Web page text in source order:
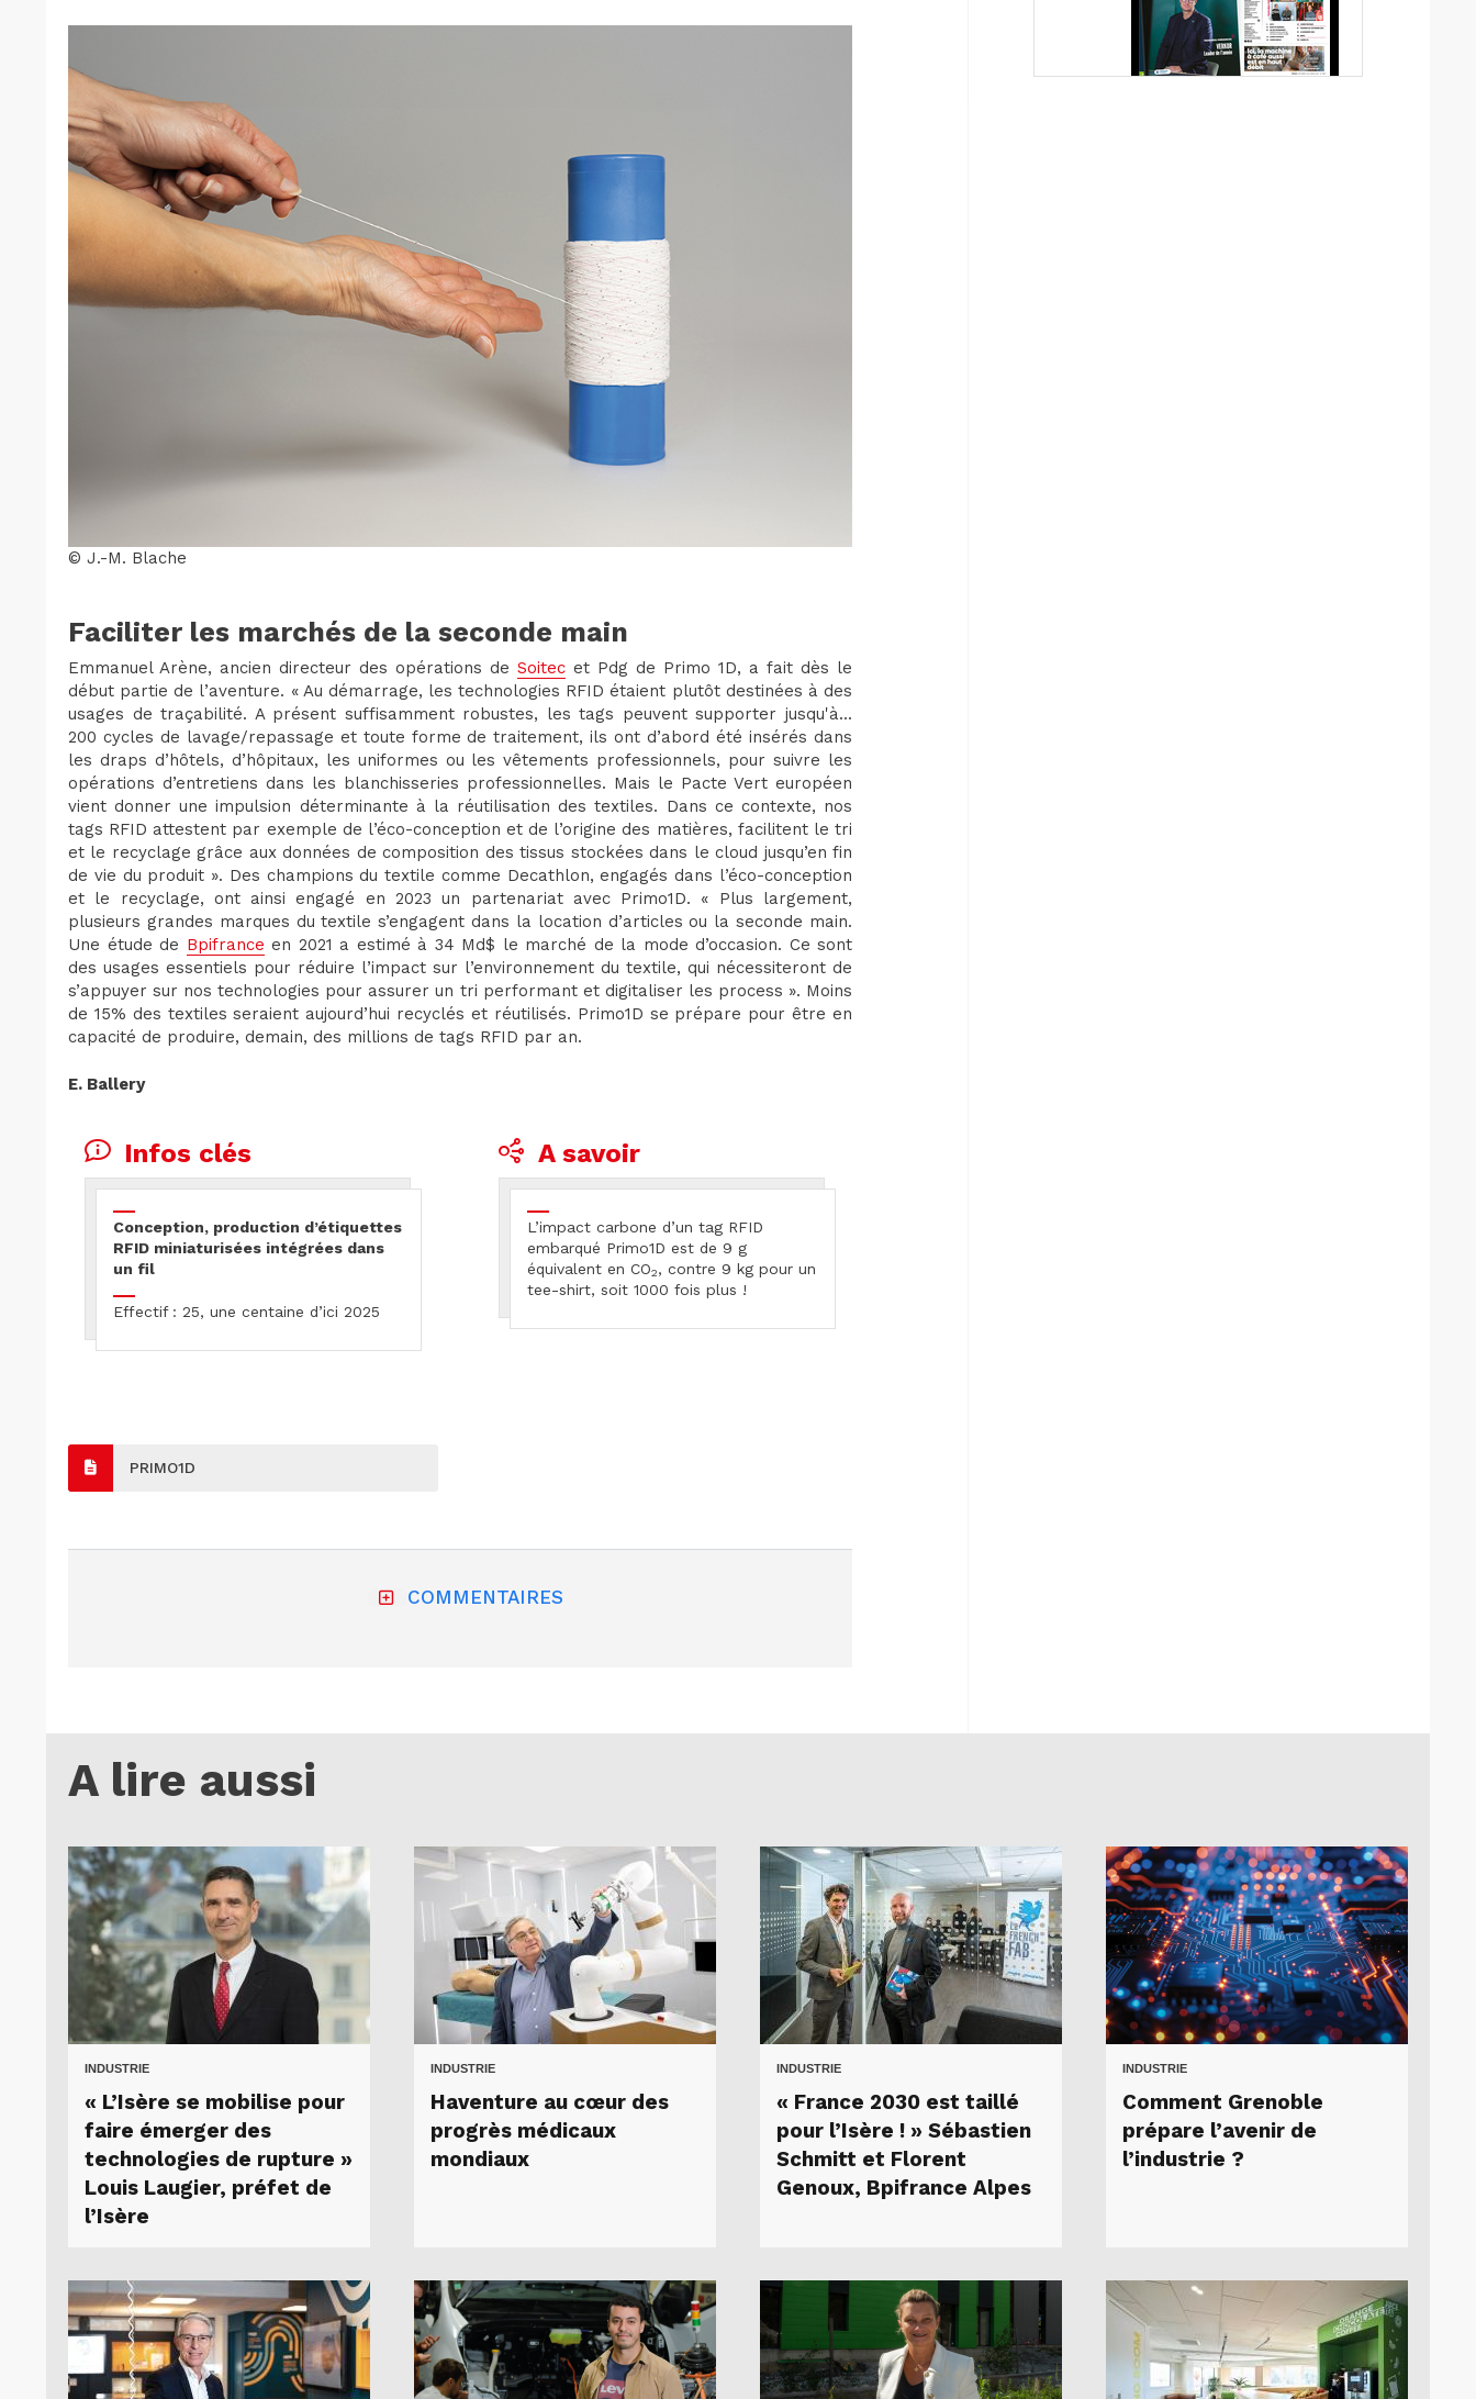
© J.-M. Blache
Faciliter les marchés de la seconde main
Emmanuel Arène, ancien directeur des opérations de Soitec et Pdg de Primo 1D, a fait dès le
début partie de l’aventure. « Au démarrage, les technologies RFID étaient plutôt destinées à des
usages de traçabilité. A présent suffisamment robustes, les tags peuvent supporter jusqu'à...
200 cycles de lavage/repassage et toute forme de traitement, ils ont d’abord été insérés dans
les draps d’hôtels, d’hôpitaux, les uniformes ou les vêtements professionnels, pour suivre les
opérations d’entretiens dans les blanchisseries professionnelles. Mais le Pacte Vert européen
vient donner une impulsion déterminante à la réutilisation des textiles. Dans ce contexte, nos
tags RFID attestent par exemple de l’éco-conception et de l’origine des matières, facilitent le tri
et le recyclage grâce aux données de composition des tissus stockées dans le cloud jusqu’en fin
de vie du produit ». Des champions du textile comme Decathlon, engagés dans l’éco-conception
et le recyclage, ont ainsi engagé en 2023 un partenariat avec Primo1D. « Plus largement,
plusieurs grandes marques du textile s’engagent dans la location d’articles ou la seconde main.
Une étude de Bpifrance en 2021 a estimé à 34 Md$ le marché de la mode d’occasion. Ce sont
des usages essentiels pour réduire l’impact sur l’environnement du textile, qui nécessiteront de
s’appuyer sur nos technologies pour assurer un tri performant et digitaliser les process ». Moins
de 15% des textiles seraient aujourd’hui recyclés et réutilisés. Primo1D se prépare pour être en
capacité de produire, demain, des millions de tags RFID par an.
E. Ballery
Infos clés
Conception, production d’étiquettes
RFID miniaturisées intégrées dans
un fil
Effectif : 25, une centaine d’ici 2025
A savoir
L’impact carbone d’un tag RFID
embarqué Primo1D est de 9 g
équivalent en CO2, contre 9 kg pour un
tee-shirt, soit 1000 fois plus !
PRIMO1D
COMMENTAIRES
A lire aussi
INDUSTRIE
« L’Isère se mobilise pour
faire émerger des
technologies de rupture »
Louis Laugier, préfet de
l’Isère
INDUSTRIE
Haventure au cœur des
progrès médicaux
mondiaux
INDUSTRIE
« France 2030 est taillé
pour l’Isère ! » Sébastien
Schmitt et Florent
Genoux, Bpifrance Alpes
INDUSTRIE
Comment Grenoble
prépare l’avenir de
l’industrie ?